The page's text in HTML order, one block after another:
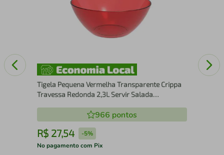
Tigela Pequena Vermelha Transparente Crippa
Travessa Redonda 2,3L Servir Salada
966 pontos
R$ 27,54 -5%
No pagamento com Pix